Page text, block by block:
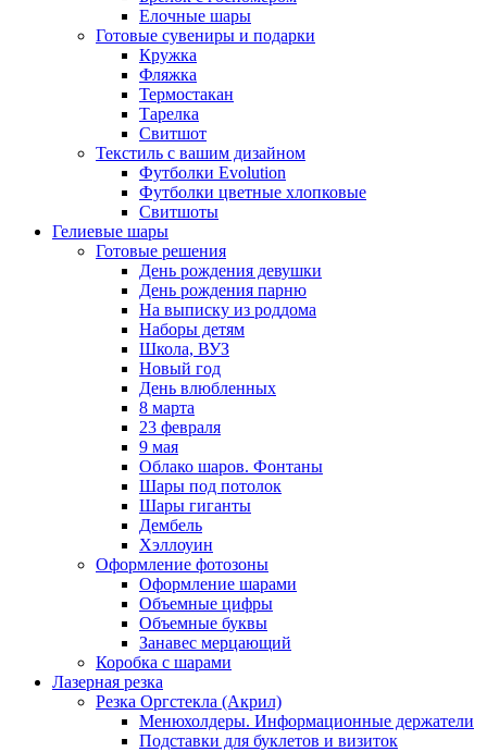
Елочные шары
Готовые сувениры и подарки
Кружка
Фляжка
Термостакан
Тарелка
Свитшот
Текстиль с вашим дизайном
Футболки Evolution
Футболки цветные хлопковые
Свитшоты
Гелиевые шары
Готовые решения
День рождения девушки
День рождения парню
На выписку из роддома
Наборы детям
Школа, ВУЗ
Новый год
День влюбленных
8 марта
23 февраля
9 мая
Облако шаров. Фонтаны
Шары под потолок
Шары гиганты
Дембель
Хэллоуин
Оформление фотозоны
Оформление шарами
Объемные цифры
Объемные буквы
Занавес мерцающий
Коробка с шарами
Лазерная резка
Резка Оргстекла (Акрил)
Менюхолдеры. Информационные держатели
Подставки для буклетов и визиток